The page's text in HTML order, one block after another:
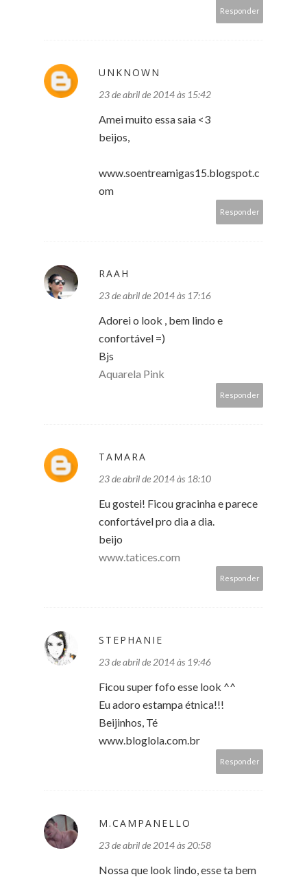
Responder
UNKNOWN
23 de abril de 2014 às 15:42
Amei muito essa saia <3
beijos,
www.soentreamigas15.blogspot.c
om
Responder
RAAH
23 de abril de 2014 às 17:16
Adorei o look , bem lindo e
confortável =)
Bjs
Aquarela Pink
Responder
TAMARA
23 de abril de 2014 às 18:10
Eu gostei! Ficou gracinha e parece
confortável pro dia a dia.
beijo
www.tatices.com
Responder
STEPHANIE
23 de abril de 2014 às 19:46
Ficou super fofo esse look ^^
Eu adoro estampa étnica!!!
Beijinhos, Té
www.bloglola.com.br
Responder
M.CAMPANELLO
23 de abril de 2014 às 20:58
Nossa que look lindo, esse ta bem